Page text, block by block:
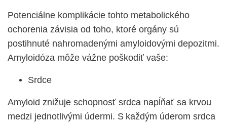
Potenciálne komplikácie tohto metabolického
ochorenia závisia od toho, ktoré orgány sú
postihnuté nahromadenými amyloidovými depozitmi.
Amyloidóza môže vážne poškodiť vaše:
Srdce
Amyloid znižuje schopnosť srdca napĺňať sa krvou
medzi jednotlivými údermi. S každým úderom srdca